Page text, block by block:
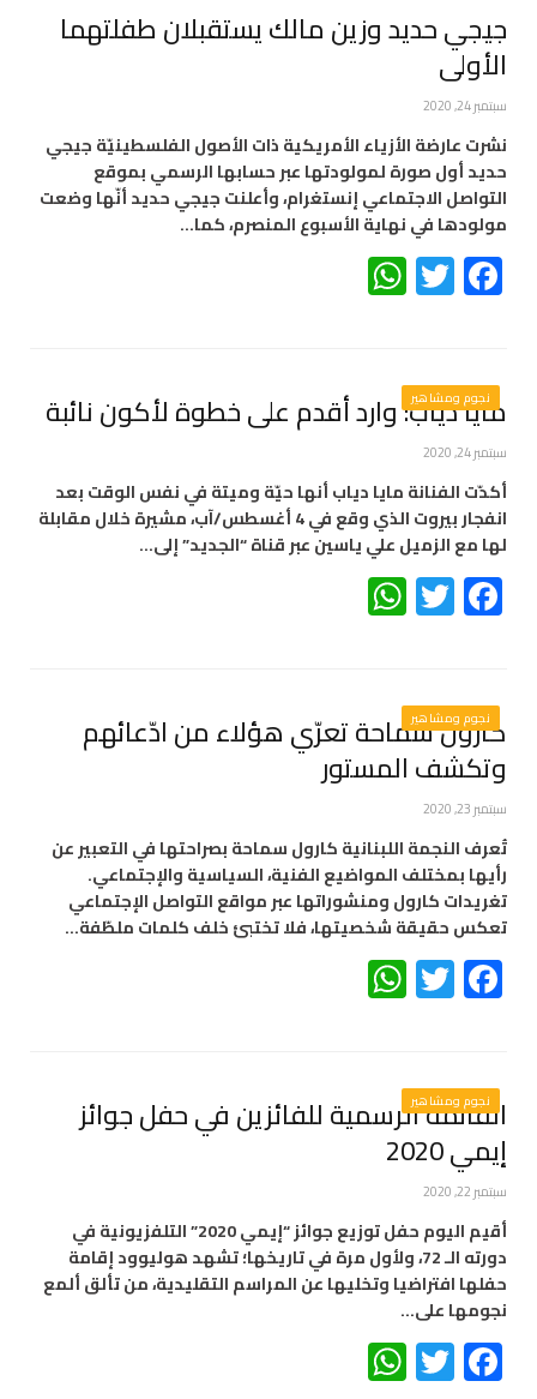
جيجي حديد وزين مالك يستقبلان طفلتهما
الأولى
سبتمبر 24, 2020
نشرت عارضة الأزياء الأمريكية ذات الأصول الفلسطينيّة جيجي
حديد أول صورة لمولودتها عبر حسابها الرسمي بموقع
التواصل الاجتماعي إنستغرام، وأعلنت جيجي حديد أنّها وضعت
مولودها في نهاية الأسبوع المنصرم، كما…
Facebook
Twitter
نجوم ومشاهير
مايا دياب: وارد أقدم على خطوة لأكون نائبة
سبتمبر 24, 2020
أكدّت الفنانة مايا دياب أنها حيّة وميتة في نفس الوقت بعد
انفجار بيروت الذي وقع في 4 أغسطس/آب، مشيرة خلال مقابلة
لها مع الزميل علي ياسين عبر قناة “الجديد” إلى…
Facebook
Twitter
نجوم ومشاهير
كارول سماحة تعرّي هؤلاء من ادّعائهم
وتكشف المستور
سبتمبر 23, 2020
تُعرف النجمة اللبنانية كارول سماحة بصراحتها في التعبير عن
رأيها بمختلف المواضيع الفنية، السياسية والإجتماعي.
تغريدات كارول ومنشوراتها عبر مواقع التواصل الإجتماعي
تعكس حقيقة شخصيتها، فلا تختبئ خلف كلمات ملطّفة…
Facebook
Twitter
نجوم ومشاهير
القائمة الرسمية للفائزين في حفل جوائز
إيمي 2020
سبتمبر 22, 2020
أقيم اليوم حفل توزيع جوائز “إيمي 2020” التلفزيونية في
دورته الـ 72، ولأول مرة في تاريخها؛ تشهد هوليوود إقامة
حفلها افتراضيا وتخليها عن المراسم التقليدية، من تألق ألمع
نجومها على…
Facebook
Twitter